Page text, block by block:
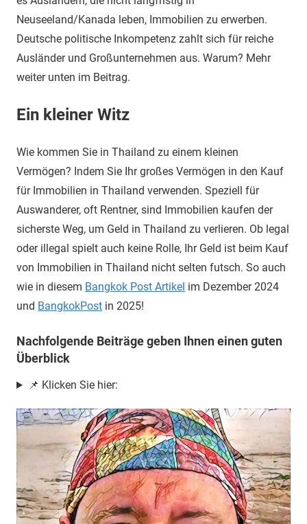
Neuseeland/Kanada leben, Immobilien zu erwerben.
Deutsche politische Inkompetenz zahlt sich für reiche
Ausländer und Großunternehmen aus. Warum? Mehr
weiter unten im Beitrag.
Ein kleiner Witz
Wie kommen Sie in Thailand zu einem kleinen
Vermögen? Indem Sie Ihr großes Vermögen in den Kauf
für Immobilien in Thailand verwenden. Speziell für
Auswanderer, oft Rentner, sind Immobilien kaufen der
sicherste Weg, um Geld in Thailand zu verlieren. Ob legal
oder illegal spielt auch keine Rolle, Ihr Geld ist beim Kauf
von Immobilien in Thailand nicht selten futsch. So auch
wie in diesem Bangkok Post Artikel im Dezember 2024
und BangkokPost in 2025!
Nachfolgende Beiträge geben Ihnen einen guten
Überblick
📌 Klicken Sie hier: